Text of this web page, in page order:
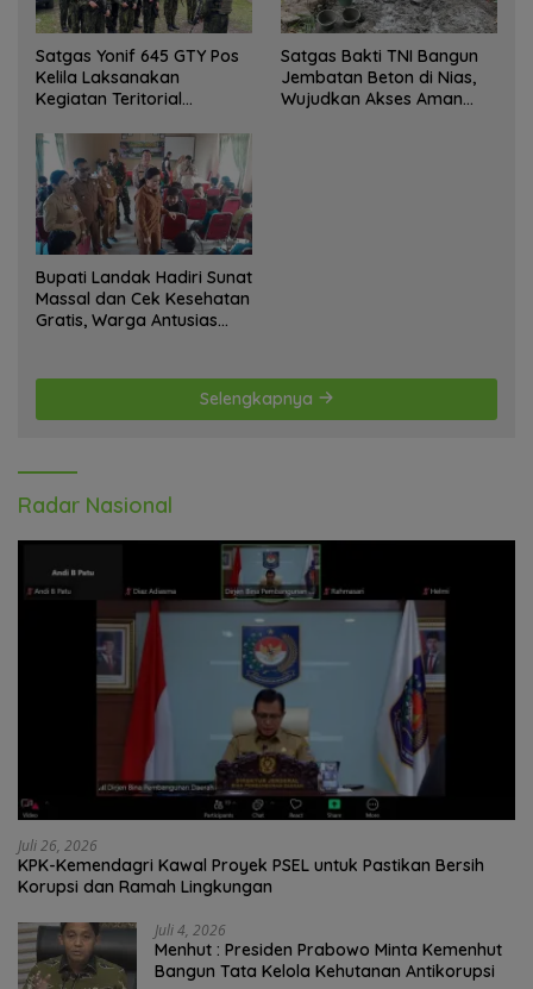
Satgas Yonif 645 GTY Pos
Kelila Laksanakan
Kegiatan Teritorial
Tokoh Adat dan Lurah
Satgas Bakti TNI Bangun
Jembatan Beton di Nias,
Wujudkan Akses Aman
Bupati Landak Hadiri Sunat
Massal dan Cek Kesehatan
Gratis, Warga Antusias
Selengkapnya
Radar Nasional
Juli 26, 2026
KPK-Kemendagri Kawal Proyek PSEL untuk Pastikan Bersih
Korupsi dan Ramah Lingkungan
Juli 4, 2026
Menhut : Presiden Prabowo Minta Kemenhut
Bangun Tata Kelola Kehutanan Antikorupsi